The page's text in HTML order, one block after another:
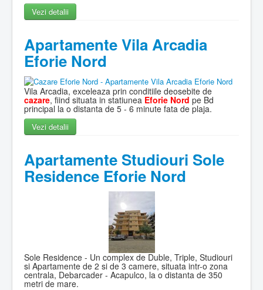
Vezi detalii
Apartamente Vila Arcadia
Eforie Nord
Vila Arcadia, exceleaza prin conditiile deosebite de
cazare, fiind situata in statiunea Eforie Nord pe Bd
principal la o distanta de 5 - 6 minute fata de plaja.
Vezi detalii
Apartamente Studiouri Sole
Residence Eforie Nord
Sole Residence - Un complex de Duble, Triple, Studiouri
si Apartamente de 2 si de 3 camere, situata intr-o zona
centrala, Debarcader - Acapulco, la o distanta de 350
metri de mare.